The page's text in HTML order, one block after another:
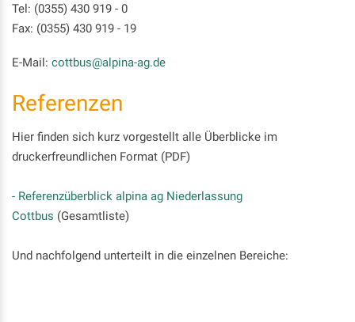
Tel: (0355) 430 919 - 0
Fax: (0355) 430 919 - 19
E-Mail: cottbus@alpina-ag.de
Referenzen
Hier finden sich kurz vorgestellt alle Überblicke im
druckerfreundlichen Format (PDF)
- Referenzüberblick alpina ag Niederlassung
Cottbus (Gesamtliste)
Und nachfolgend unterteilt in die einzelnen Bereiche: